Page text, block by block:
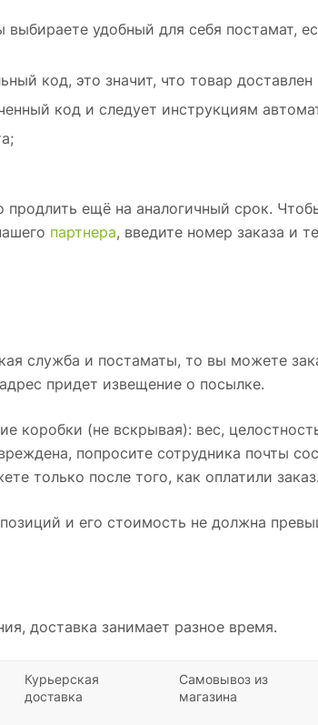
удобный для себя постамат,
код, это значит, что товар доставлен
код и следует инструкциям
ещё на аналогичный срок.
партнера, введите номер заказа и
служба и постаматы, то вы можете
придет извещение о посылке.
коробки (не вскрывая): вес,
попросите сотрудника почты
только после того, как оплатили заказ.
и его стоимость не должна
доставка занимает разное время.
Курьерская
доставка
Самовывоз из
магазина